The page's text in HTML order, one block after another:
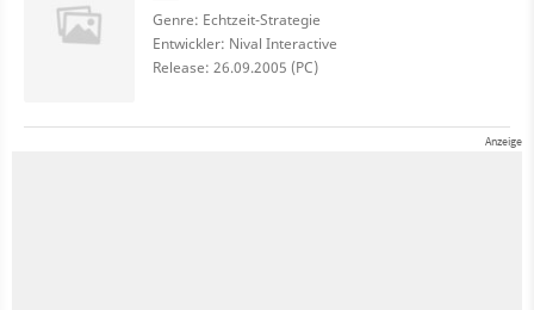
Genre: Echtzeit-Strategie
Entwickler: Nival Interactive
Release: 26.09.2005 (PC)